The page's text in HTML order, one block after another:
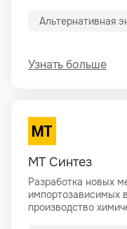
Альтернативная
Узнать больше
МТ Синтез
Разработка новых
импортозависимых
производство